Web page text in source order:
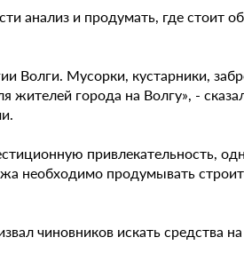
анализ и продумать, где стоит
Волги. Мусорки, кустарники,
жителей города на Волгу», -
привлекательность,
необходимо продумывать
чиновников искать средства